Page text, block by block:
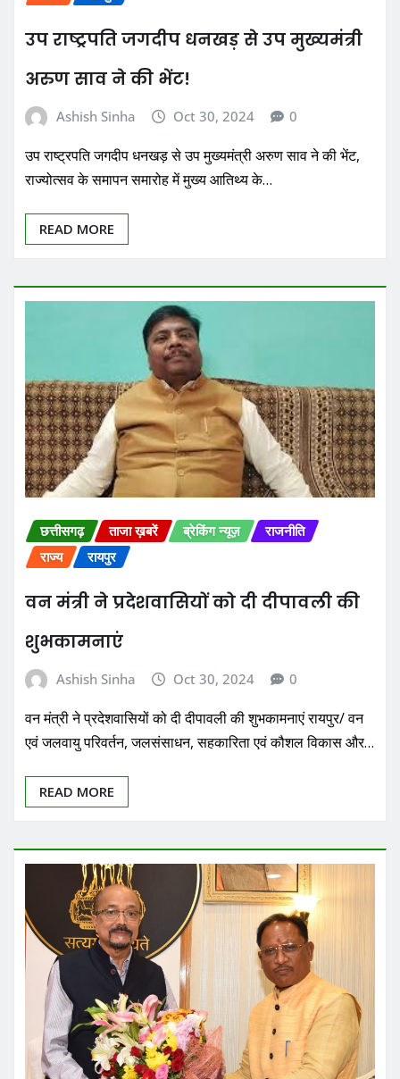
उप राष्ट्रपति जगदीप धनखड़ से उप मुख्यमंत्री
अरुण साव ने की भेंट!
Ashish Sinha Oct 30, 2024 0
उप राष्ट्रपति जगदीप धनखड़ से उप मुख्यमंत्री अरुण साव ने की भेंट,
राज्योत्सव के समापन समारोह में मुख्य आतिथ्य के…
READ MORE
छत्तीसगढ़ ताजा ख़बरें ब्रेकिंग न्यूज़
राजनीति
राज्य
रायपुर
वन मंत्री ने प्रदेशवासियों को दी दीपावली की
शुभकामनाएं
Ashish Sinha Oct 30, 2024 0
वन मंत्री ने प्रदेशवासियों को दी दीपावली की शुभकामनाएं रायपुर/ वन
एवं जलवायु परिवर्तन, जलसंसाधन, सहकारिता एवं कौशल विकास और…
READ MORE